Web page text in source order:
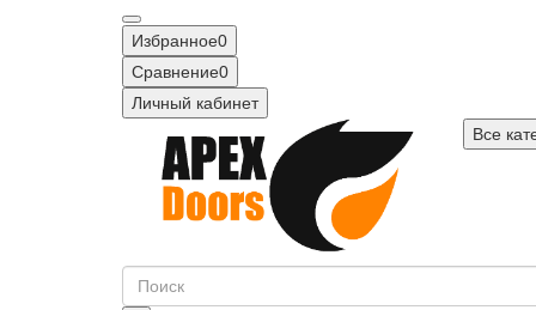
Избранное0
Сравнение0
Личный кабинет
Все